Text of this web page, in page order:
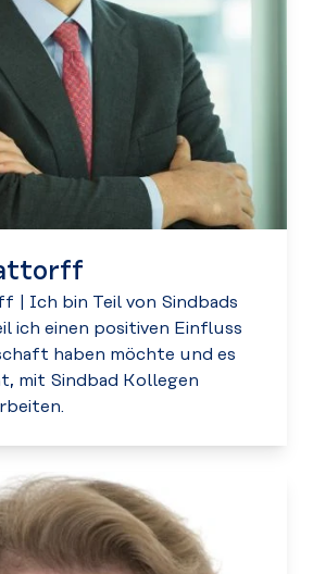
Ich bin Teil von Sindbads
ich einen positiven Einfluss
haben möchte und es
mit Sindbad Kollegen